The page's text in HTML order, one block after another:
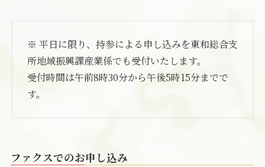
※ 平日に限り、持参による申し込みを東和総合支
所地域振興課産業係でも受付いたします。
受付時間は午前8時30分から午後5時15分までで
す。
ファクスでのお申し込み